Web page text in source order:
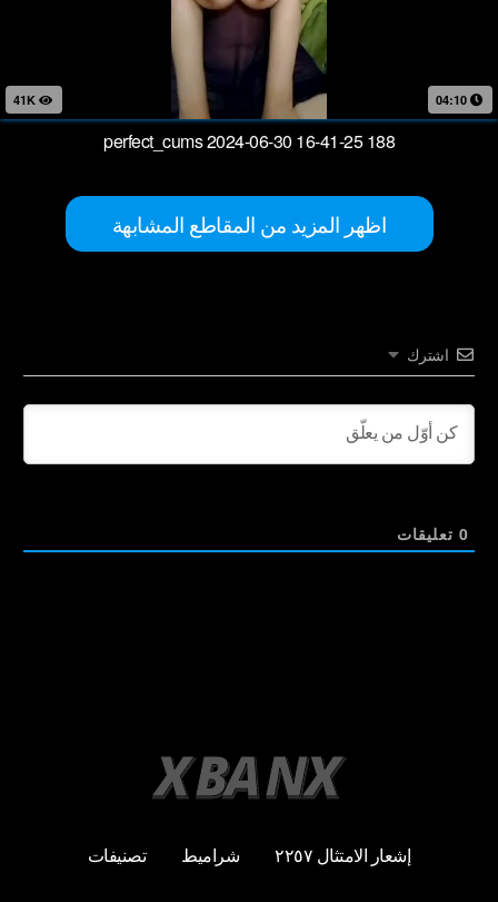
04:10
perfect_cums 2024-06-30 16-41-25 188
اظهر المزيد من المقاطع المشابهة
اشترك
0تعليقات
إشعار الامتثال ٢٢٥٧ شراميط تصنيفات